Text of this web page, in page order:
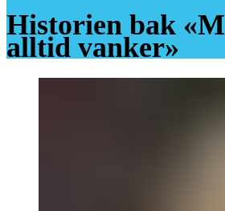
Historien bak
alltid vanker»